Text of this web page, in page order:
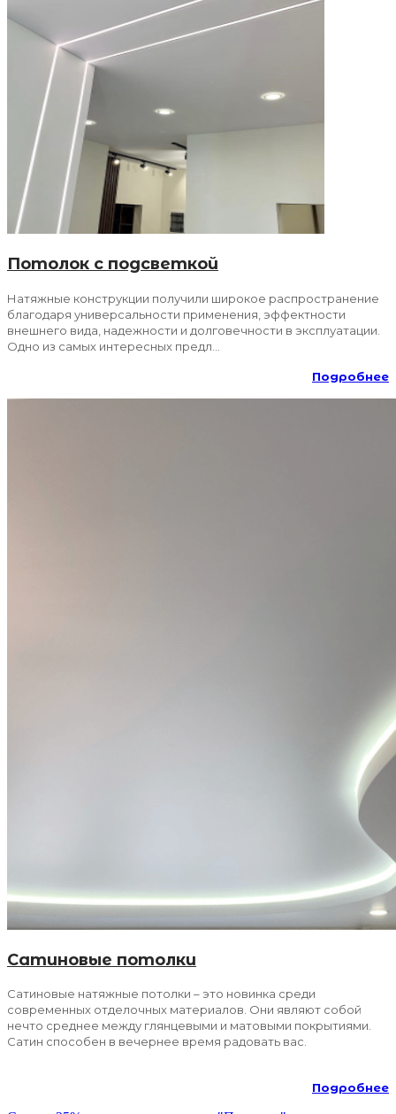
Потолок с подсветкой
Натяжные конструкции получили широкое распространение
благодаря универсальности применения, эффектности
внешнего вида, надежности и долговечности в эксплуатации.
Одно из самых интересных предл...
Подробнее
Сатиновые потолки
Сатиновые натяжные потолки – это новинка среди
современных отделочных материалов. Они являют собой
нечто среднее между глянцевыми и матовыми покрытиями.
Сатин способен в вечернее время радовать вас.
Подробнее